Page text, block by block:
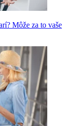
Môže za to vaše